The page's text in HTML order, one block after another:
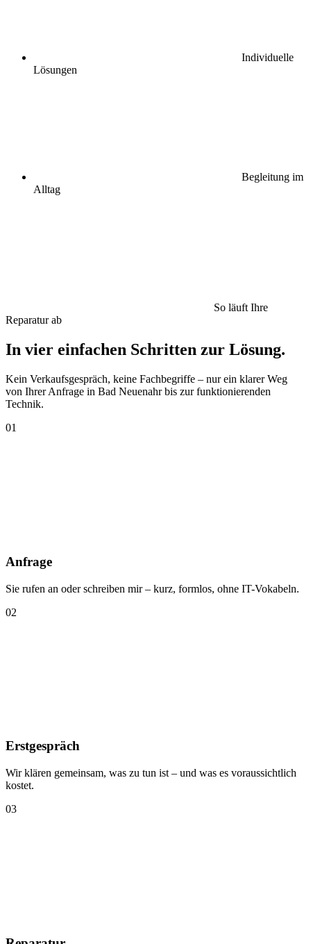
Individuelle
Lösungen
Begleitung im
Alltag
So läuft Ihre
Reparatur ab
In vier einfachen Schritten zur Lösung.
Kein Verkaufsgespräch, keine Fachbegriffe – nur ein klarer Weg
von Ihrer Anfrage in Bad Neuenahr bis zur funktionierenden
Technik.
01
Anfrage
Sie rufen an oder schreiben mir – kurz, formlos, ohne IT-Vokabeln.
02
Erstgespräch
Wir klären gemeinsam, was zu tun ist – und was es voraussichtlich
kostet.
03